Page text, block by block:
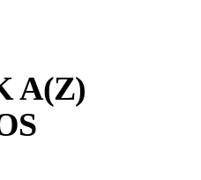
A(Z)